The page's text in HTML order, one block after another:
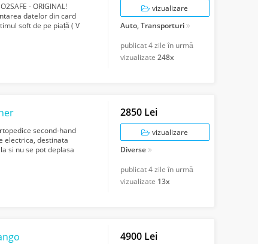
- ORIGINAL!
datelor din card
soft de pe piață ( V
vizualizare
Auto, Transporturi
publicat4 zile în urmă
vizualizate 248x
second-hand
electrica, destinata
si nu se pot deplasa
2850 Lei
vizualizare
Diverse
publicat4 zile în urmă
vizualizate 13x
4900 Lei